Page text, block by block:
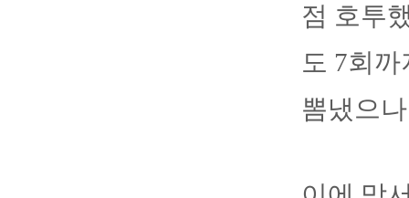
점 호투
도 7회
뽐냈으